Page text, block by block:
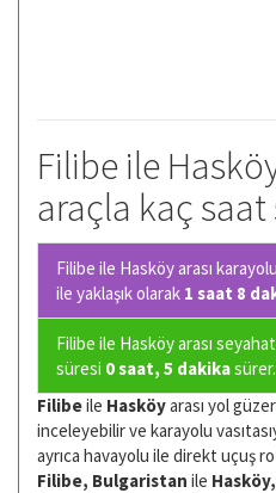
Filibe ile
araçla kaç saat
Filibe ile Hasköy arası
ile yaklaşık olarak 1 saat 8
Filibe ile Hasköy arası
süresi 0 saat, 5 dakikasürer.
Filibeile Hasköyarası yol
inceleyebilir ve karayolu
ayrıca havayolu ile direkt uçuş
Filibe, Bulgaristan ile